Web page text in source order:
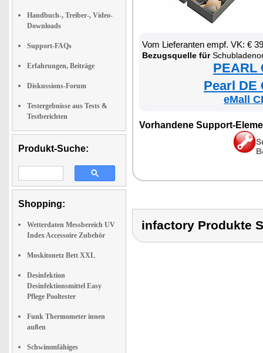
Handbuch-, Treiber-, Video-
Downloads
Support-FAQs
Erfahrungen, Beiträge
Diskussions-Forum
Testergebnisse aus Tests &
Testberichten
Produkt-Suche:
Shopping:
Wetterdaten Messbereich UV
Index Accessoire Zubehör
Moskitonetz Bett XXL
Desinfektion
Desinfektionsmittel Easy
Pflege Pooltester
Funk Thermometer innen
außen
Schwimmfähiges
Vom Lieferanten empf. VK: €
Bezugsquelle für
PEARL
Pearl DE
eMall
Vorhandene Support-
infactory Produkte